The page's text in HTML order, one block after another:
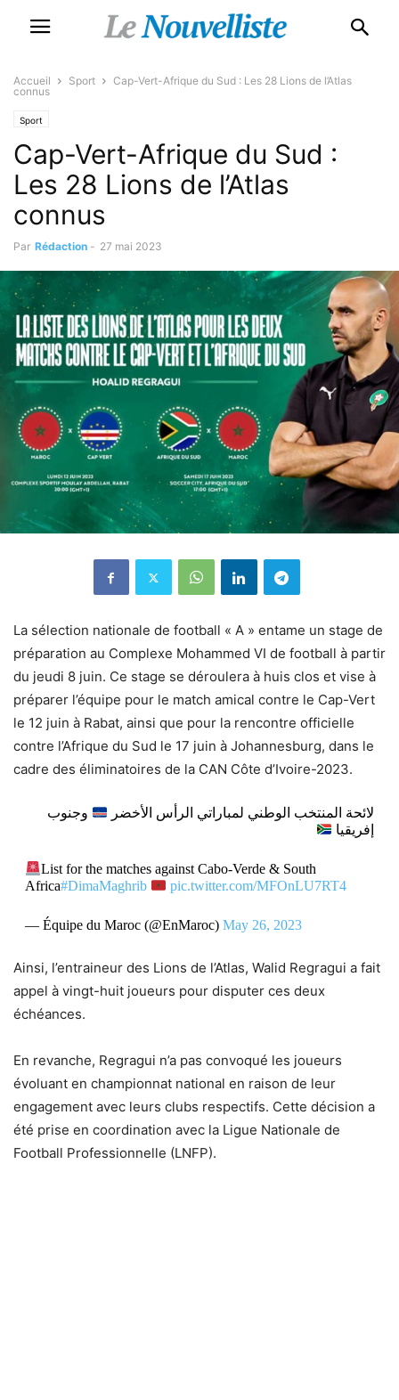
Accueil Sport
Cap-Vert-Afrique du Sud : Les 28 Lions de l’Atlas
connus
Sport
Cap-Vert-Afrique du Sud :
Les 28 Lions de l’Atlas
connus
Par Rédaction - 27 mai 2023
La sélection nationale de football « A » entame un stage de
préparation au Complexe Mohammed VI de football à partir
du jeudi 8 juin. Ce stage se déroulera à huis clos et vise à
préparer l’équipe pour le match amical contre le Cap-Vert
le 12 juin à Rabat, ainsi que pour la rencontre officielle
contre l’Afrique du Sud le 17 juin à Johannesburg, dans le
cadre des éliminatoires de la CAN Côte d’Ivoire-2023.
لائحة المنتخب الوطني لمباراتي الرأس الأخضر
وجنوب
إفريقيا
List for the matches against Cabo-Verde & South
Africa#DimaMaghrib pic.twitter.com/MFOnLU7RT4
— Équipe du Maroc (@EnMaroc) May 26, 2023
Ainsi, l’entraineur des Lions de l’Atlas, Walid Regragui a fait
appel à vingt-huit joueurs pour disputer ces deux
échéances.
En revanche, Regragui n’a pas convoqué les joueurs
évoluant en championnat national en raison de leur
engagement avec leurs clubs respectifs. Cette décision a
été prise en coordination avec la Ligue Nationale de
Football Professionnelle (LNFP).